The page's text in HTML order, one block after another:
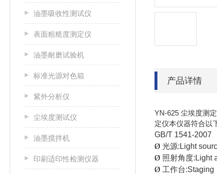
油墨吸收性测试仪
表面粗糙度测定仪
油墨耐磨试验机
标准光源对色箱
紫外分析仪
尘埃度测试仪
油墨搅拌机
印刷适印性检测仪器
产品详情
YN-625 尘埃度测
定仪本仪器符合以
GB/T 1541-2007
Ø 光源:Light
Ø 照射角度:Light
Ø 工作台